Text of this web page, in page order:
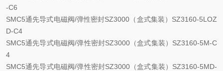
-C6
SMC5通先导式电磁阀/弹性密封SZ3000（盒式集装）SZ3160-5LOZ
D-C4
SMC5通先导式电磁阀/弹性密封SZ3000（盒式集装）SZ3160-5M-C
4
SMC5通先导式电磁阀/弹性密封SZ3000（盒式集装）SZ3160-5MD-